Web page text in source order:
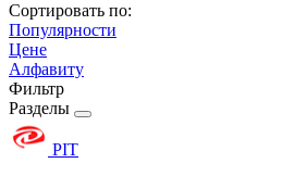
Сортировать по:
Популярности
Цене
Алфавиту
Фильтр
Разделы
PIT